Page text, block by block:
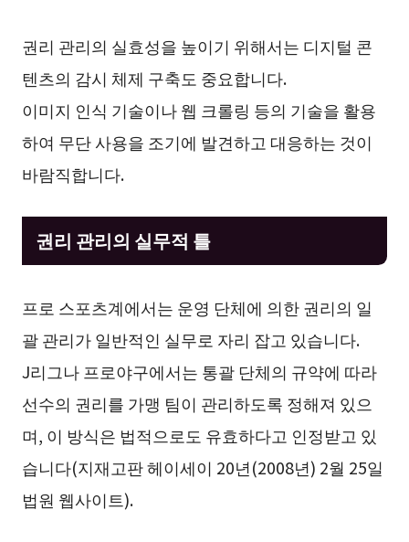
권리 관리의 실효성을 높이기 위해서는 디지털 콘
텐츠의 감시 체제 구축도 중요합니다.
이미지 인식 기술이나 웹 크롤링 등의 기술을 활용
하여 무단 사용을 조기에 발견하고 대응하는 것이
바람직합니다.
권리 관리의 실무적 틀
프로 스포츠계에서는 운영 단체에 의한 권리의 일
괄 관리가 일반적인 실무로 자리 잡고 있습니다.
J리그나 프로야구에서는 통괄 단체의 규약에 따라
선수의 권리를 가맹 팀이 관리하도록 정해져 있으
며, 이 방식은 법적으로도 유효하다고 인정받고 있
습니다(지재고판 헤이세이 20년(2008년) 2월 25일
법원 웹사이트).